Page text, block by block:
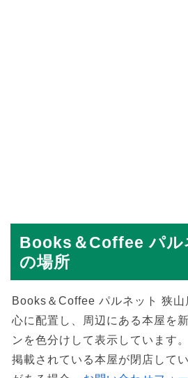
Books＆Coffee パル
の場所
Books＆Coffee パルネット 狭山
心に配置し、周辺にある本屋を
ンを色分けして表示しています。
掲載されている本屋が閉店して